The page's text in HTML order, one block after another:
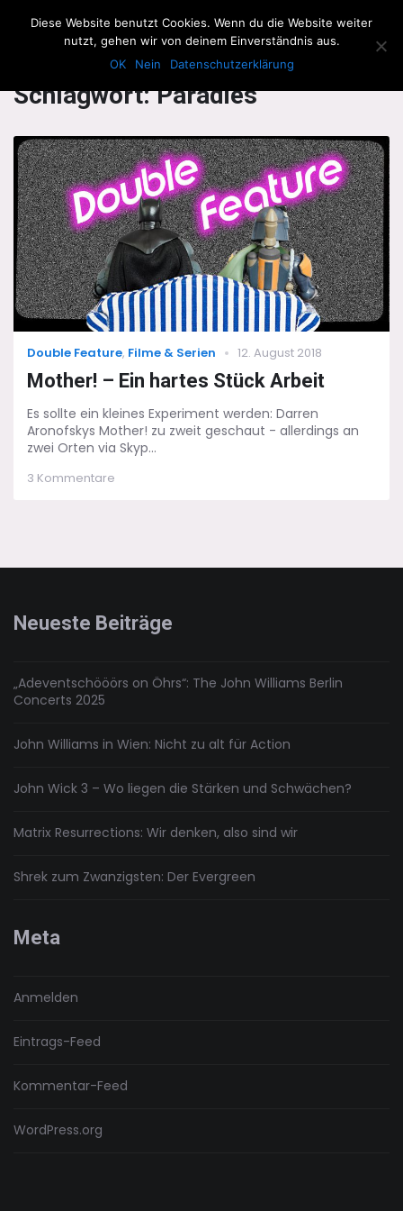
The Howling Men
Schlagwort:Paradies
Categories
Double Feature, Filme & Serien
Posted
12. August 2018
Mother! – Ein hartes Stück Arbeit
Es sollte ein kleines Experiment werden: Darren
Aronofskys Mother! zu zweit geschaut - allerdings an
zwei Orten via Skyp...
3 Kommentare
Neueste Beiträge
„Adeventschööörs on Öhrs“: The John Williams Berlin
Concerts 2025
John Williams in Wien: Nicht zu alt für Action
John Wick 3 – Wo liegen die Stärken und Schwächen?
Matrix Resurrections: Wir denken, also sind wir
Shrek zum Zwanzigsten: Der Evergreen
Meta
Anmelden
Eintrags-Feed
Kommentar-Feed
WordPress.org
Diese Website benutzt Cookies. Wenn du die Website weiter
nutzt, gehen wir von deinem Einverständnis aus.
OK
Nein Datenschutzerklärung